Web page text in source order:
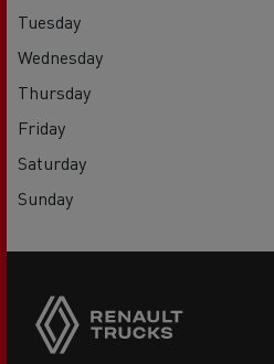
Tuesday
Wednesday
Thursday
Friday
Saturday
Sunday